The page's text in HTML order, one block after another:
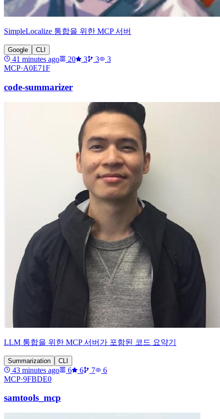
SimpleLocalize 통합을 위한 MCP 서버
Google CLI
41 minutes ago 20 3 3
3
MCP·A0E71F
code-summarizer
LLM 통합을 위한 MCP 서버가 포함된 코드 요약기
Summarization CLI
43 minutes ago 6 6 7
6
MCP·9FBDE0
samtools_mcp